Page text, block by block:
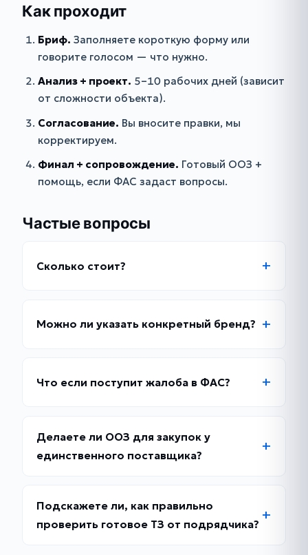
Как проходит
Бриф. Заполняете короткую форму или
говорите голосом — что нужно.
Анализ + проект. 5–10 рабочих дней (зависит
от сложности объекта).
Согласование. Вы вносите правки, мы
корректируем.
Финал + сопровождение. Готовый ООЗ +
помощь, если ФАС задаст вопросы.
Частые вопросы
Сколько стоит?
Можно ли указать конкретный бренд?
Что если поступит жалоба в ФАС?
Делаете ли ООЗ для закупок у
единственного поставщика?
Подскажете ли, как правильно
проверить готовое ТЗ от подрядчика?